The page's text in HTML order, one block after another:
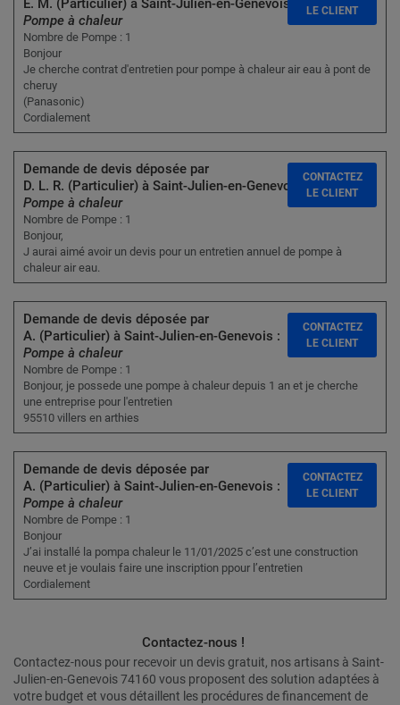
E. M. (Particulier) à Saint-Julien-en-Genevois :
Pompe à chaleur
Nombre de Pompe : 1
Bonjour
Je cherche contrat d'entretien pour pompe à chaleur air eau à pont de
cheruy
(Panasonic)
Cordialement
LE CLIENT
Demande de devis déposée par
D. L. R. (Particulier) à Saint-Julien-en-Genevois :
Pompe à chaleur
Nombre de Pompe : 1
Bonjour,
J aurai aimé avoir un devis pour un entretien annuel de pompe à
chaleur air eau.
CONTACTEZ
LE CLIENT
Demande de devis déposée par
A. (Particulier) à Saint-Julien-en-Genevois :
Pompe à chaleur
Nombre de Pompe : 1
Bonjour, je possede une pompe à chaleur depuis 1 an et je cherche
une entreprise pour l'entretien
95510 villers en arthies
CONTACTEZ
LE CLIENT
Demande de devis déposée par
A. (Particulier) à Saint-Julien-en-Genevois :
Pompe à chaleur
Nombre de Pompe : 1
Bonjour
J’ai installé la pompa chaleur le 11/01/2025 c’est une construction
neuve et je voulais faire une inscription ppour l’entretien
Cordialement
CONTACTEZ
LE CLIENT
Contactez-nous !
Contactez-nous pour recevoir un devis gratuit, nos artisans à Saint-
Julien-en-Genevois 74160 vous proposent des solution adaptées à
votre budget et vous détaillent les procédures de financement de